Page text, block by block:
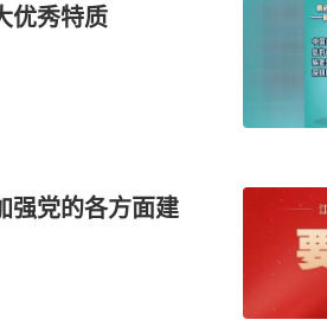
优秀特质
强党的各方面建